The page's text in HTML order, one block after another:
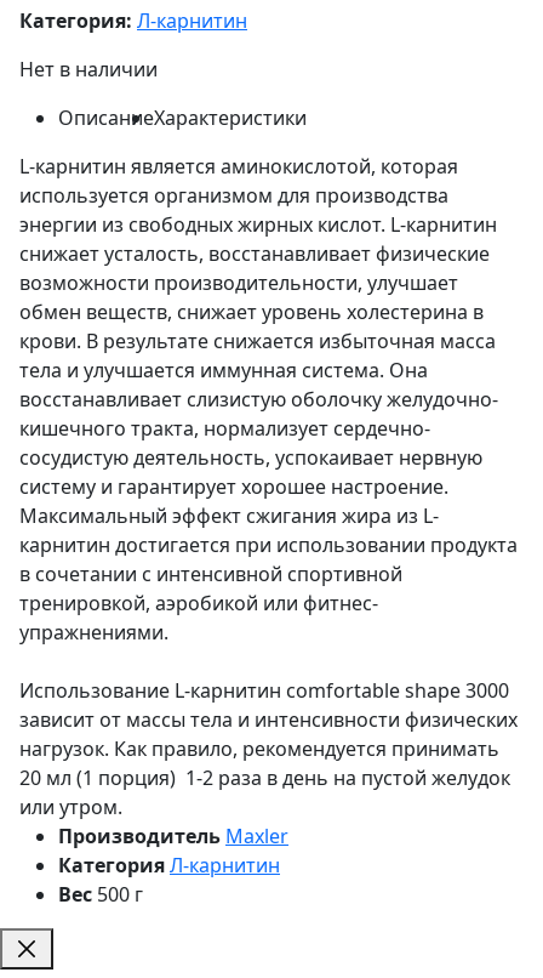
Категория: Л-карнитин
Нет в наличии
ОписаниеХарактеристики
L-карнитин является аминокислотой, которая
используется организмом для производства
энергии из свободных жирных кислот. L-карнитин
снижает усталость, восстанавливает физические
возможности производительности, улучшает
обмен веществ, снижает уровень холестерина в
крови. В результате снижается избыточная масса
тела и улучшается иммунная система. Она
восстанавливает слизистую оболочку желудочно-
кишечного тракта, нормализует сердечно-
сосудистую деятельность, успокаивает нервную
систему и гарантирует хорошее настроение.
Максимальный эффект сжигания жира из L-
карнитин достигается при использовании продукта
в сочетании с интенсивной спортивной
тренировкой, аэробикой или фитнес-
упражнениями.
Использование L-карнитин comfortable shape 3000
зависит от массы тела и интенсивности физических
нагрузок. Как правило, рекомендуется принимать
20 мл (1 порция) 1-2 раза в день на пустой желудок
или утром.
Производитель Maxler
КатегорияЛ-карнитин
Вес 500 г